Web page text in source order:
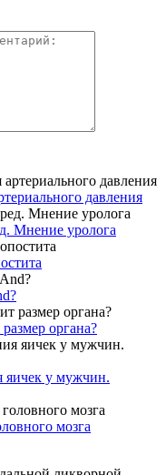
давления
Мнение уролога
органа?
яичек у мужчин.
мозга